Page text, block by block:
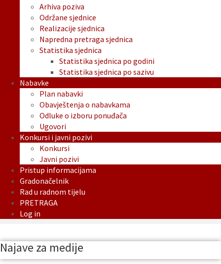
Arhiva poziva
Održane sjednice
Realizacije sjednica
Napredna pretraga sjednica
Statistika sjednica
Statistika sjednica po godini
Statistika sjednica po sazivu
Nabavke
Plan nabavki
Obavještenja o nabavkama
Odluke o izboru ponuđača
Ugovori
Konkursi i javni pozivi
Konkursi
Javni pozivi
Pristup informacijama
Gradonačelnik
Rad u radnom tijelu
PRETRAGA
Log in
Najave za medije